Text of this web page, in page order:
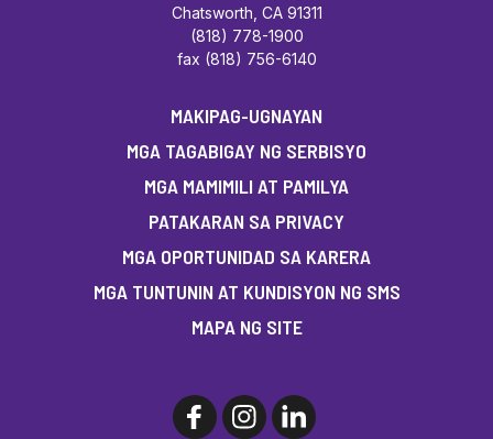
Chatsworth, CA 91311
(818) 778-1900
fax (818) 756-6140
MAKIPAG-UGNAYAN
MGA TAGABIGAY NG SERBISYO
MGA MAMIMILI AT PAMILYA
PATAKARAN SA PRIVACY
MGA OPORTUNIDAD SA KARERA
MGA TUNTUNIN AT KUNDISYON NG SMS
MAPA NG SITE